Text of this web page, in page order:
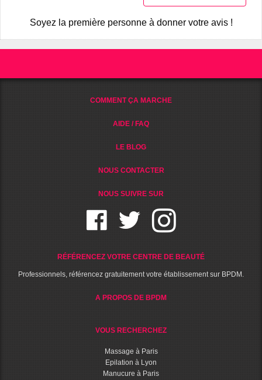
Soyez la première personne à donner votre avis !
COMMENT ÇA MARCHE
AIDE / FAQ
LE BLOG
NOUS CONTACTER
NOUS SUIVRE SUR
RÉFÉRENCEZ VOTRE CENTRE DE BEAUTÉ
Professionnels, référencez gratuitement votre établissement sur BPDM.
A PROPOS DE BPDM
VOUS RECHERCHEZ
Massage à Paris
Epilation à Lyon
Manucure à Paris